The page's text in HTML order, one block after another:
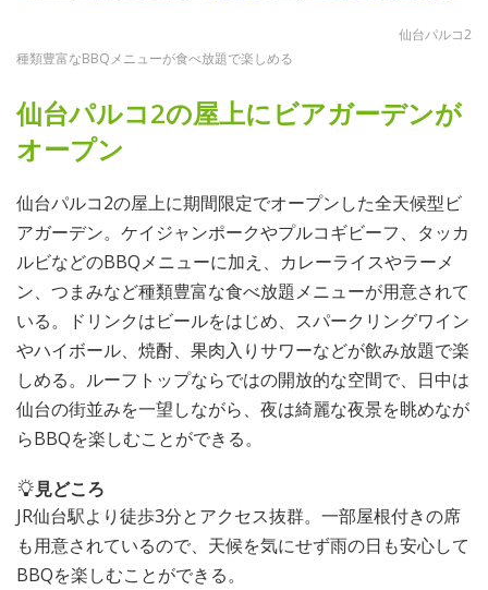
仙台パルコ2
種類豊富なBBQメニューが食べ放題で楽しめる
仙台パルコ2の屋上にビアガーデンが
オープン
仙台パルコ2の屋上に期間限定でオープンした全天候型ビ
アガーデン。ケイジャンポークやプルコギビーフ、タッカ
ルビなどのBBQメニューに加え、カレーライスやラーメ
ン、つまみなど種類豊富な食べ放題メニューが用意されて
いる。ドリンクはビールをはじめ、スパークリングワイン
やハイボール、焼酎、果肉入りサワーなどが飲み放題で楽
しめる。ルーフトップならではの開放的な空間で、日中は
仙台の街並みを一望しながら、夜は綺麗な夜景を眺めなが
らBBQを楽しむことができる。
見どころ
JR仙台駅より徒歩3分とアクセス抜群。一部屋根付きの席
も用意されているので、天候を気にせず雨の日も安心して
BBQを楽しむことができる。